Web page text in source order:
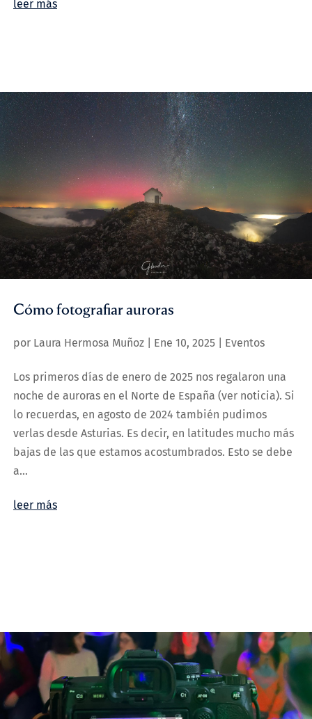
leer más
Cómo fotografiar auroras
por Laura Hermosa Muñoz Ene 10, 2025 Eventos
Los primeros días de enero de 2025 nos regalaron una
noche de auroras en el Norte de España (ver noticia). Si
lo recuerdas, en agosto de 2024 también pudimos
verlas desde Asturias. Es decir, en latitudes mucho más
bajas de las que estamos acostumbrados. Esto se debe
a...
leer más